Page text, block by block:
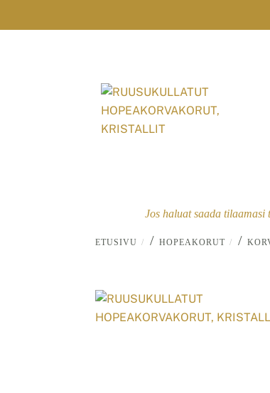
to
Jos haluat saada tilaamasi
ETUSIVU /HOPEAKORUT /